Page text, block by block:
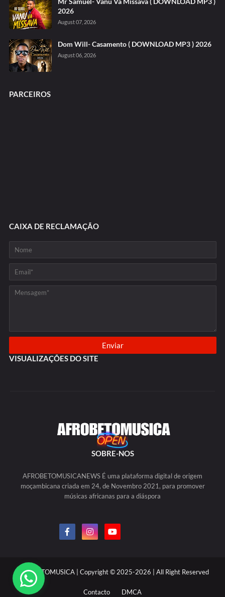
2026
August 07, 2026
Dom Will- Casamento ( DOWNLOAD MP3 ) 2026
August 06, 2026
PARCEIROS
CAIXA DE RECLAMAÇÃO
VISUALIZAÇÕES DO SITE
SOBRE-NOS
AFROBETOMUSICANEWS É uma plataforma digital de origem
moçambicana criada em 24, de Novembro 2021, para promover
músicas africanas para a diáspora
AFROBETOMUSICA | Copyright © 2025-2026 | All Right Reserved
Contacto DMCA